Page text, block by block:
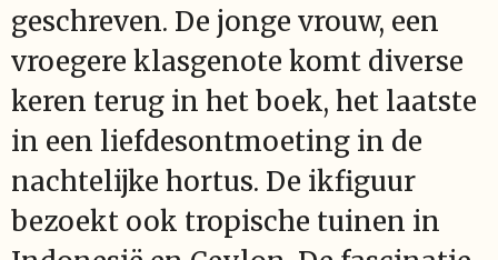
geschreven. De jonge vrouw, een
vroegere klasgenote komt diverse
keren terug in het boek, het laatste
in een liefdesontmoeting in de
nachtelijke hortus. De ikfiguur
bezoekt ook tropische tuinen in